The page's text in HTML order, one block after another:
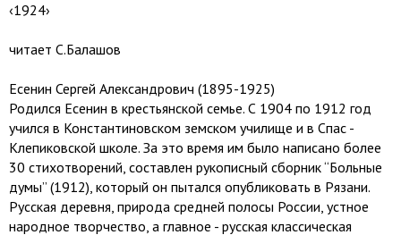
‹1924›
читает С.Балашов
Есенин Сергей Александрович (1895-1925)
Родился Есенин в крестьянской семье. С 1904 по 1912 год
учился в Константиновском земском училище и в Спас -
Клепиковской школе. За это время им было написано более
30 стихотворений, составлен рукописный сборник “Больные
думы” (1912), который он пытался опубликовать в Рязани.
Русская деревня, природа средней полосы России, устное
народное творчество, а главное - русская классическая